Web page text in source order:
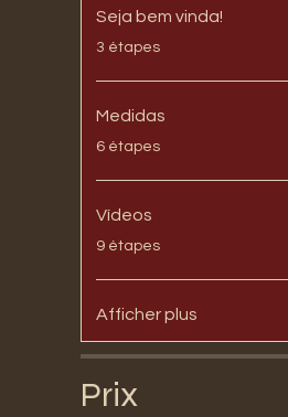
Seja bem vinda!
.3 étapes
Medidas
.6 étapes
Vídeos
.9 étapes
Afficher plus
Prix